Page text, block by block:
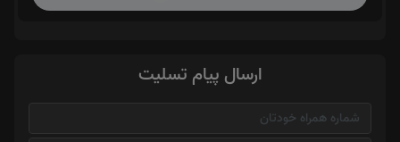
ارسال پیام تسلیت